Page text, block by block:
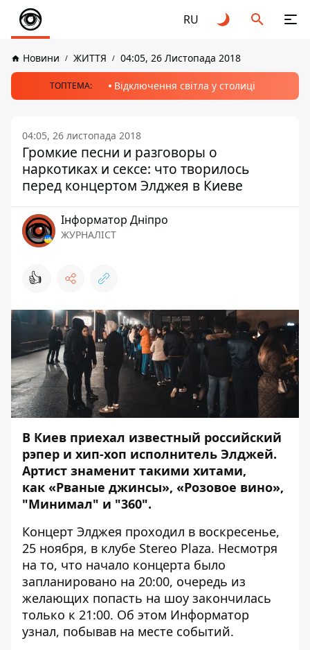
RU
Новини ЖИТТЯ 04:05, 26 Листопада 2018
ТОПТЕМА: Відключення світла у столиці
04:05, 26 листопада 2018
Громкие песни и разговоры о
наркотиках и сексе: что творилось
перед концертом Элджея в Киеве
Інформатор Дніпро
ЖУРНАЛІСТ
👍
В Киев приехал известный российский
рэпер и хип-хоп исполнитель Элджей.
Артист знаменит такими хитами,
как «Рваные джинсы», «Розовое вино»,
"Минимал" и "360".
Концерт Элджея проходил в воскресенье,
25 ноября, в клубе Stereo Plaza. Несмотря
на то, что начало концерта было
запланировано на 20:00, очередь из
желающих попасть на шоу закончилась
только к 21:00. Об этом Информатор
узнал, побывав на месте событий.